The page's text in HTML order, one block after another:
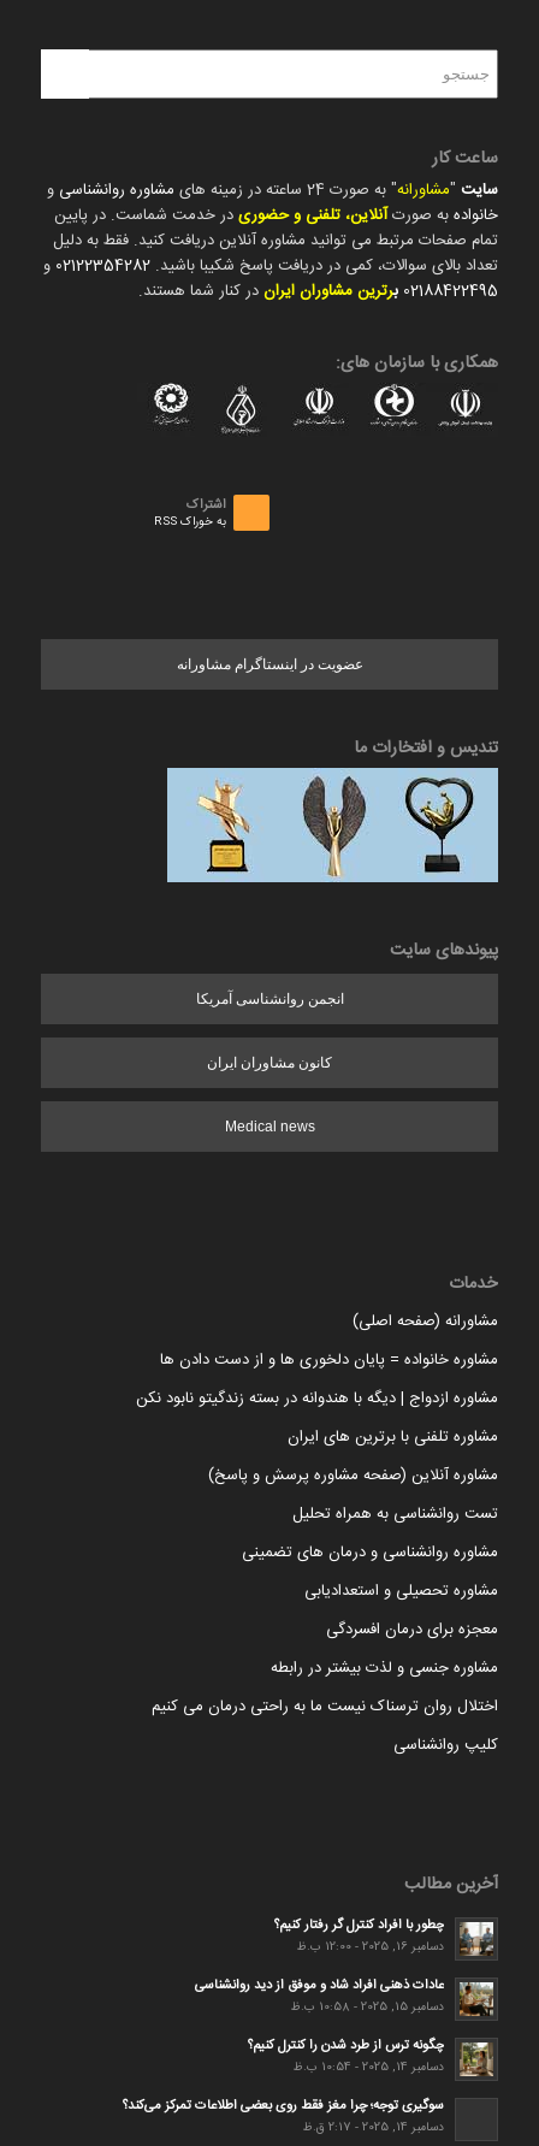
ساعت کار
سایت"مشاورانه" به صورت 24 ساعته در زمینه های مشاوره روانشناسی و
خانوادهبه صورتآنلاین، تلفنی و حضوریدر خدمت شماست. در پایین
تمام صفحات مرتبط می توانید مشاوره آنلاین دریافت کنید. فقط به دلیل
تعداد بالای سوالات، کمی در دریافت پاسخ شکیبا باشید. 02122354282 و
02188422495 برترین مشاوران ایراندر کنار شما هستند.
همکاری با سازمان های:
اشتراک
به خوراک RSS
عضویت در اینستاگرام مشاورانه
تندیس و افتخارات ما
پیوندهای سایت
انجمن روانشناسی آمریکا
کانون مشاوران ایران
Medical news
خدمات
مشاورانه (صفحه اصلی)
مشاوره خانواده = پایان دلخوری ها و از دست دادن ها
مشاوره ازدواج | دیگه با هندوانه در بسته زندگیتو نابود نکن
مشاوره تلفنی با برترین های ایران
مشاوره آنلاین (صفحه مشاوره پرسش و پاسخ)
تست روانشناسی به همراه تحلیل
مشاوره روانشناسی و درمان های تضمینی
مشاوره تحصیلی و استعدادیابی
معجزه برای درمان افسردگی
مشاوره جنسی و لذت بیشتر در رابطه
اختلال روان ترسناک نیست ما به راحتی درمان می کنیم
کلیپ روانشناسی
آخرین مطالب
چطور با افراد کنترل گر رفتار کنیم؟
دسامبر 16, 2025 - 12:00 ب.ظ
عادات ذهنی افراد شاد و موفق از دید روانشناسی
دسامبر 15, 2025 - 10:58 ب.ظ
چگونه ترس از طرد شدن را کنترل کنیم؟
دسامبر 14, 2025 - 10:54 ب.ظ
سوگیری توجه؛ چرا مغز فقط روی بعضی اطلاعات تمرکز می‌کند؟
دسامبر 14, 2025 - 2:17 ق.ظ